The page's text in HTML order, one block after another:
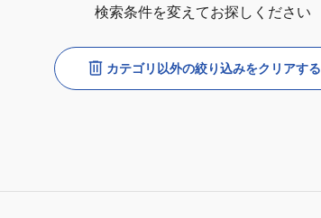
検索条件を変えてお探しください
カテゴリ以外の絞り込みをクリアする